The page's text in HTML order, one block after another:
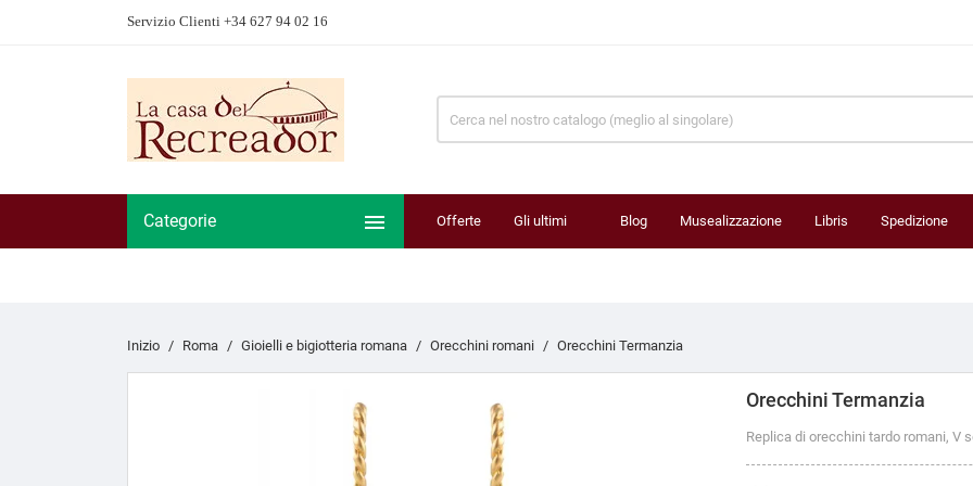
Servizio Clienti +34 627 94 02 16
Categorie  Offerte Gli ultimi Blog Musealizzazione Libris Spedizione
Inizio Roma Gioielli e bigiotteria romana Orecchini romani Orecchini Termanzia
Orecchini Termanzia
Replica di orecchini tardo romani, V